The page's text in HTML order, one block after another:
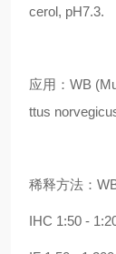
cerol, pH7.3.
应用：WB
ttus
稀释方法：
IHC 1:50 -